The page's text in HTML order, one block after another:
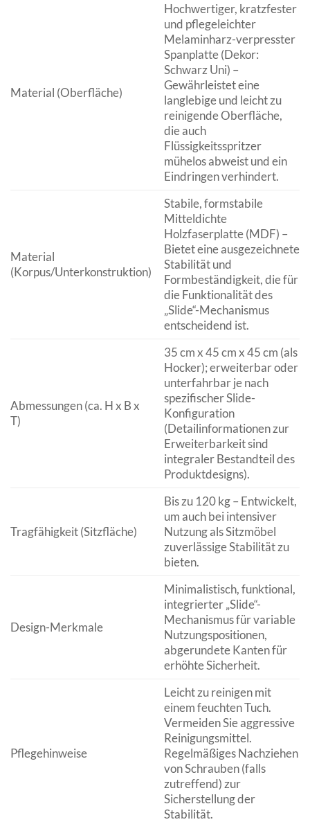
Material (Oberfläche)
Hochwertiger, kratzfester
und pflegeleichter
Melaminharz-verpresster
Spanplatte (Dekor:
Schwarz Uni) –
Gewährleistet eine
langlebige und leicht zu
reinigende Oberfläche,
die auch
Flüssigkeitsspritzer
mühelos abweist und ein
Eindringen verhindert.
Material
(Korpus/Unterkonstruktion)
Stabile, formstabile
Mitteldichte
Holzfaserplatte (MDF) –
Bietet eine ausgezeichnete
Stabilität und
Formbeständigkeit, die für
die Funktionalität des
„Slide“-Mechanismus
entscheidend ist.
Abmessungen (ca. H x B x
T)
35 cm x 45 cm x 45 cm (als
Hocker); erweiterbar oder
unterfahrbar je nach
spezifischer Slide-
Konfiguration
(Detailinformationen zur
Erweiterbarkeit sind
integraler Bestandteil des
Produktdesigns).
Tragfähigkeit (Sitzfläche)
Bis zu 120 kg – Entwickelt,
um auch bei intensiver
Nutzung als Sitzmöbel
zuverlässige Stabilität zu
bieten.
Design-Merkmale
Minimalistisch, funktional,
integrierter „Slide“-
Mechanismus für variable
Nutzungspositionen,
abgerundete Kanten für
erhöhte Sicherheit.
Pflegehinweise
Leicht zu reinigen mit
einem feuchten Tuch.
Vermeiden Sie aggressive
Reinigungsmittel.
Regelmäßiges Nachziehen
von Schrauben (falls
zutreffend) zur
Sicherstellung der
Stabilität.